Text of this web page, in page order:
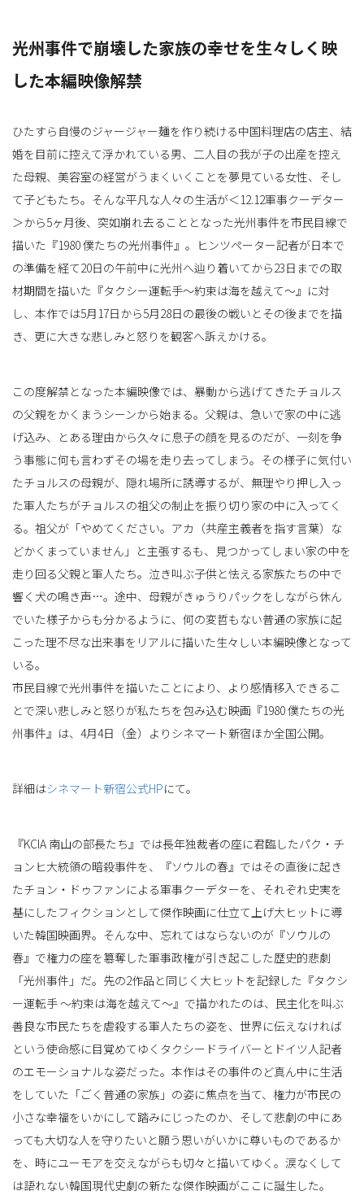
光州事件で崩壊した家族の幸せを生々しく映
した本編映像解禁
ひたすら自慢のジャージャー麺を作り続ける中国料理店の店主、結
婚を目前に控えて浮かれている男、二人目の我が子の出産を控え
た母親、美容室の経営がうまくいくことを夢見ている女性、そし
て子どもたち。そんな平凡な人々の生活が＜12.12軍事クーデター
＞から5ヶ月後、突如崩れ去ることとなった光州事件を市民目線で
描いた『1980 僕たちの光州事件』。ヒンツペーター記者が日本で
の準備を経て20日の午前中に光州へ辿り着いてから23日までの取
材期間を描いた『タクシー運転手〜約束は海を越えて〜』に対
し、本作では5月17日から5月28日の最後の戦いとその後までを描
き、更に大きな悲しみと怒りを観客へ訴えかける。
この度解禁となった本編映像では、暴動から逃げてきたチョルス
の父親をかくまうシーンから始まる。父親は、急いで家の中に逃
げ込み、とある理由から久々に息子の顔を見るのだが、一刻を争
う事態に何も言わずその場を走り去ってしまう。その様子に気付い
たチョルスの母親が、隠れ場所に誘導するが、無理やり押し入っ
た軍人たちがチョルスの祖父の制止を振り切り家の中に入ってく
る。祖父が「やめてください。アカ（共産主義者を指す言葉）な
どかくまっていません」と主張するも、見つかってしまい家の中を
走り回る父親と軍人たち。泣き叫ぶ子供と怯える家族たちの中で
響く犬の鳴き声…。途中、母親がきゅうりパックをしながら休ん
でいた様子からも分かるように、何の変哲もない普通の家族に起
こった理不尽な出来事をリアルに描いた生々しい本編映像となって
いる。
市民目線で光州事件を描いたことにより、より感情移入できるこ
とで深い悲しみと怒りが私たちを包み込む映画『1980 僕たちの光
州事件』は、4月4日（金）よりシネマート新宿ほか全国公開。
詳細はシネマート新宿公式HPにて。
『KCIA 南山の部長たち』では長年独裁者の座に君臨したパク・チ
ョンヒ大統領の暗殺事件を、『ソウルの春』ではその直後に起き
たチョン・ドゥファンによる軍事クーデターを、それぞれ史実を
基にしたフィクションとして傑作映画に仕立て上げ大ヒットに導
いた韓国映画界。そんな中、忘れてはならないのが『ソウルの
春』で権力の座を簒奪した軍事政権が引き起こした歴史的悲劇
「光州事件」だ。先の2作品と同じく大ヒットを記録した『タクシ
ー運転手 〜約束は海を越えて〜』で描かれたのは、民主化を叫ぶ
善良な市民たちを虐殺する軍人たちの姿を、世界に伝えなければ
という使命感に目覚めてゆくタクシードライバーとドイツ人記者
のエモーショナルな姿だった。本作はその事件のど真ん中に生活
をしていた「ごく普通の家族」の姿に焦点を当て、権力が市民の
小さな幸福をいかにして踏みにじったのか、そして悲劇の中にあ
っても大切な人を守りたいと願う思いがいかに尊いものであるか
を、時にユーモアを交えながらも切々と描いてゆく。涙なくして
は語れない韓国現代史劇の新たな傑作映画がここに誕生した。